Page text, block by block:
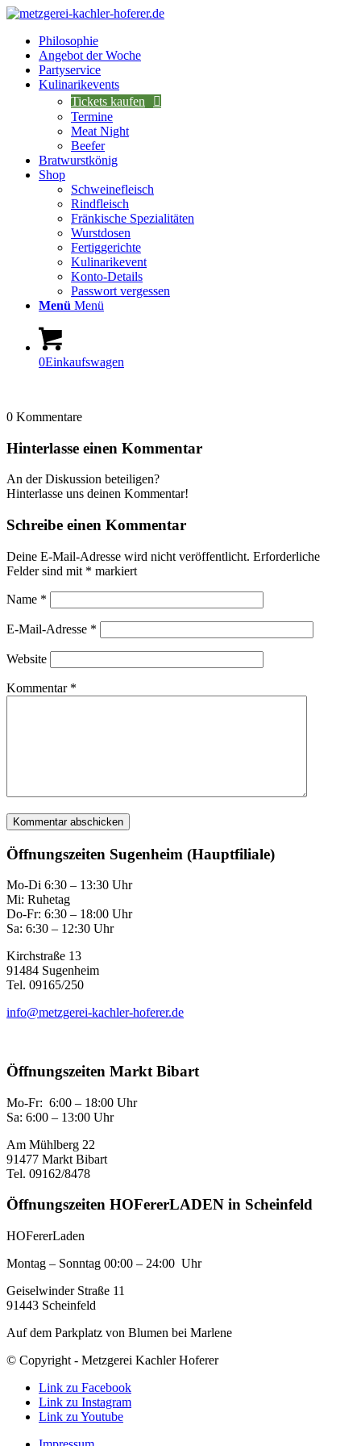
Philosophie
Angebot der Woche
Partyservice
Kulinarikevents
Tickets kaufen
Termine
Meat Night
Beefer
Bratwurstkönig
Shop
Schweinefleisch
Rindfleisch
Fränkische Spezialitäten
Wurstdosen
Fertiggerichte
Kulinarikevent
Konto-Details
Passwort vergessen
Menü Menü
0Einkaufswagen
0 Kommentare
Hinterlasse einen Kommentar
An der Diskussion beteiligen?
Hinterlasse uns deinen Kommentar!
Schreibe einen Kommentar
Deine E-Mail-Adresse wird nicht veröffentlicht. Erforderliche
Felder sind mit * markiert
Name *
E-Mail-Adresse *
Website
Kommentar *
Öffnungszeiten Sugenheim (Hauptfiliale)
Mo-Di 6:30 – 13:30 Uhr
Mi: Ruhetag
Do-Fr: 6:30 – 18:00 Uhr
Sa: 6:30 – 12:30 Uhr
Kirchstraße 13
91484 Sugenheim
Tel. 09165/250
info@metzgerei-kachler-hoferer.de
Öffnungszeiten Markt Bibart
Mo-Fr: 6:00 – 18:00 Uhr
Sa: 6:00 – 13:00 Uhr
Am Mühlberg 22
91477 Markt Bibart
Tel. 09162/8478
Öffnungszeiten HOFererLADEN in Scheinfeld
HOFererLaden
Montag – Sonntag 00:00 – 24:00 Uhr
Geiselwinder Straße 11
91443 Scheinfeld
Auf dem Parkplatz von Blumen bei Marlene
© Copyright - Metzgerei Kachler Hoferer
Link zu Facebook
Link zu Instagram
Link zu Youtube